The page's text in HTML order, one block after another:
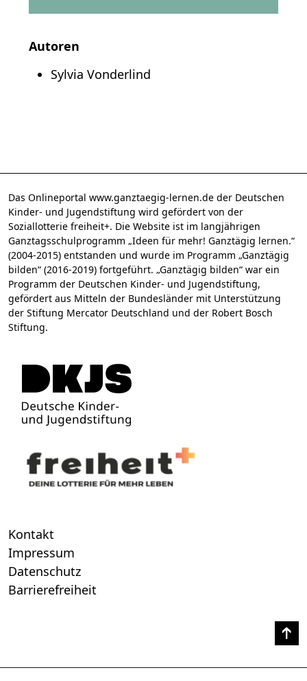
Autoren
Sylvia Vonderlind
Das Onlineportal www.ganztaegig-lernen.de der Deutschen
Kinder- und Jugendstiftung wird gefördert von der
Soziallotterie freiheit+. Die Website ist im langjährigen
Ganztagsschulprogramm „Ideen für mehr! Ganztägig lernen.“
(2004-2015) entstanden und wurde im Programm „Ganztägig
bilden“ (2016-2019) fortgeführt. „Ganztägig bilden“ war ein
Programm der Deutschen Kinder- und Jugendstiftung,
gefördert aus Mitteln der Bundesländer mit Unterstützung
der Stiftung Mercator Deutschland und der Robert Bosch
Stiftung.
Kontakt
Impressum
Datenschutz
Barrierefreiheit